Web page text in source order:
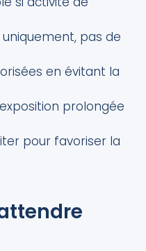
pas de
en évitant la
prolongée
pour favoriser la